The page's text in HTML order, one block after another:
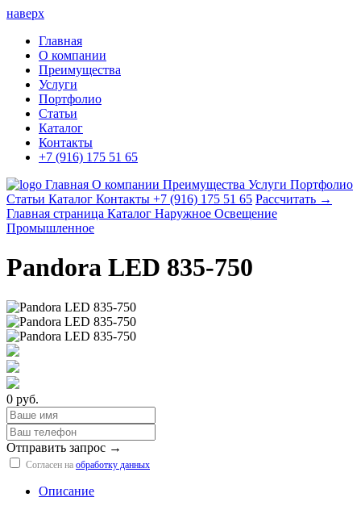
наверх
Главная
О компании
Преимущества
Услуги
Портфолио
Статьи
Каталог
Контакты
+7 (916) 175 51 65
Главная О компании Преимущества Услуги Портфолио
Статьи Каталог Контакты +7 (916) 175 51 65 Рассчитать →
Главная страница Каталог Наружное Освещение
Промышленное
Pandora LED 835-750
0 руб.
Отправить запрос →
Согласен на обработку данных
Описание